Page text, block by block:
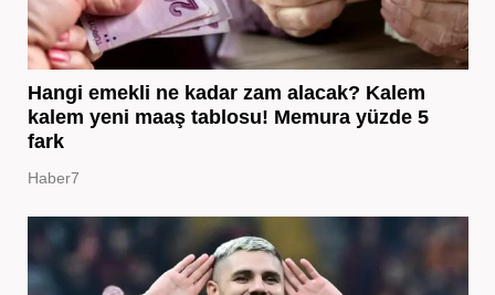
Hangi emekli ne kadar zam alacak? Kalem
kalem yeni maaş tablosu! Memura yüzde 5
fark
Haber7